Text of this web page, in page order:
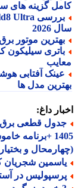
گزینه های
2026
موتور برق
سیلیکون
آفتابی
مدل ها
داغ:
1405 +برنامه
و بختیاری )
شجریان
در آستانه جذب 3